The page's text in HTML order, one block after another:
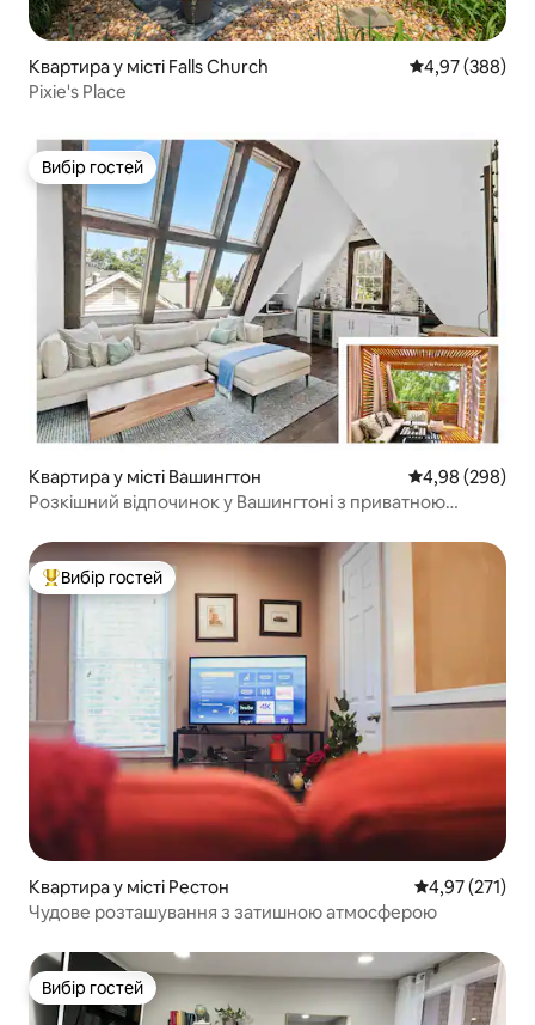
Квартира у місті Falls Church Середня
4,97 (388)
Pixie's Place
Вибір гостей
Вибір гостей
Квартира у місті Вашингтон Середня
4,98 (298)
Розкішний відпочинок у Вашингтоні з приватною
Топ вибір гостей
Вибір гостей
Квартира у місті Рестон Середня
4,97 (271)
Чудове розташування з затишною атмосферою
Вибір гостей
Вибір гостей